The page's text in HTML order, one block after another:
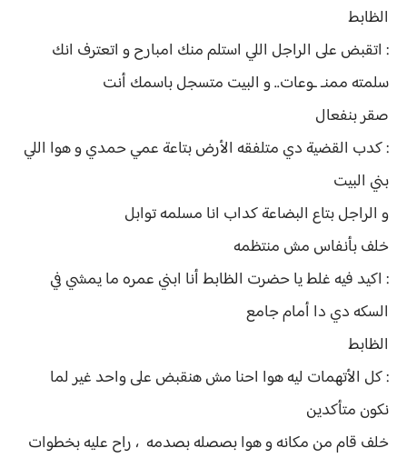
الظابط
: اتقبض على الراجل اللي استلم منك امبارح و اتعترف انك
سلمته ممنـ ـوعات.. و البيت متسجل باسمك أنت
صقر بنفعال
: كدب القضية دي متلفقه الأرض بتاعة عمي حمدي و هوا اللي
بني البيت
و الراجل بتاع البضاعة كداب انا مسلمه توابل
خلف بأنفاس مش منتظمه
: اكيد فيه غلط يا حضرت الظابط أنا ابني عمره ما يمشي في
السكه دي دا أمام جامع
الظابط
: كل الأتهمات ليه هوا احنا مش هنقبض على واحد غير لما
نكون متأكدين
خلف قام من مكانه و هوا بصصله بصدمه ، راح عليه بخطوات